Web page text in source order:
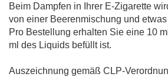
Beim Dampfen in Ihrer E-Zigarette
von einer Beerenmischung und
Pro Bestellung erhalten Sie eine 10
ml des Liquids befüllt ist.
Auszeichnung gemäß CLP-